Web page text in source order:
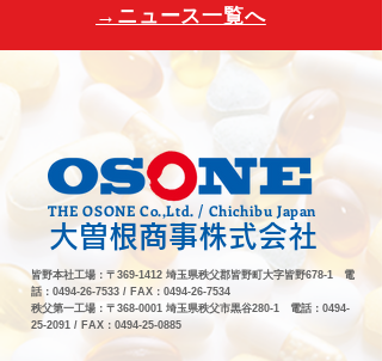
​→ニュース一覧へ
THE OSONE Co.,Ltd. / Chichibu Japan
大曽根商事株式会社
皆野本社工場：〒369-1412 埼玉県秩父郡皆野町大字皆野678-1 電
話：0494-26-7533 / FAX：0494-26-7534
秩父第一工場：〒368-0001 埼玉県秩父市黒谷280-1 電話：0494-
25-2091 / FAX：0494-25-0885